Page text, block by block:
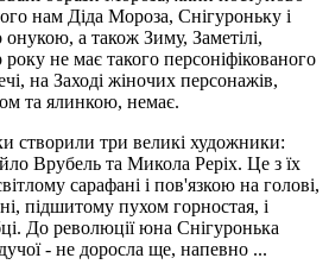
нам Діда Мороза, Снігуроньку і
онукою, а також Зиму, Заметілі,
не має такого персоніфікованого
на Заході жіночих персонажів,
та ялинкою, немає.
створили три великі художники:
Врубель та Микола Реріх. Це з їх
сарафані і пов'язкою на голові,
підшитому пухом горностая, і
До революції юна Снігуронька
- не доросла ще, напевно ...